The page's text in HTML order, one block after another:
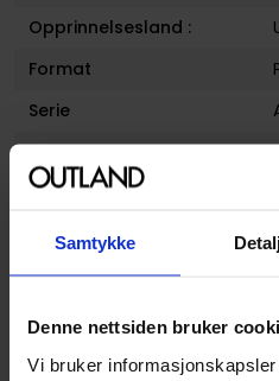
Samtykke
Denne nettsiden bruker
Vi bruker
Opprinnelsesland :
Format
Serie
Forfattere
Utgiver
Lanseringsdato